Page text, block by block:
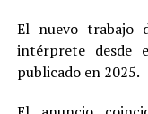
El nuevo trabajo
intérprete desde
publicado en 2025.